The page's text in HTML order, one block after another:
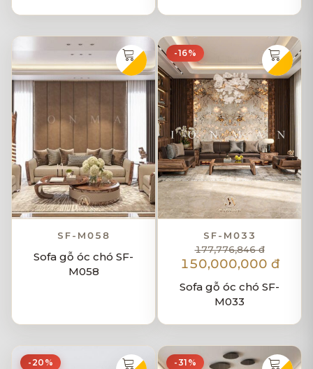
SF-M058
Sofa gỗ óc chó SF-
M058
-16%
SF-M033
177,776,846 đ
150,000,000 đ
Sofa gỗ óc chó SF-
M033
-20% -31%